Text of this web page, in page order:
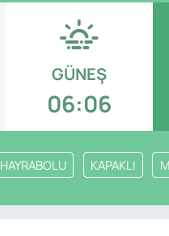
GÜNEŞ
06:06
HAYRABOLU KAPAKLI